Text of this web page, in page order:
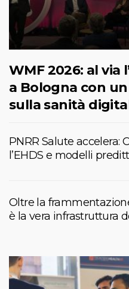
WMF 2026: al via
a Bologna con
sulla sanità
PNRR Salute accelera:
l’EHDS e modelli
Oltre la
è la vera infrastruttura